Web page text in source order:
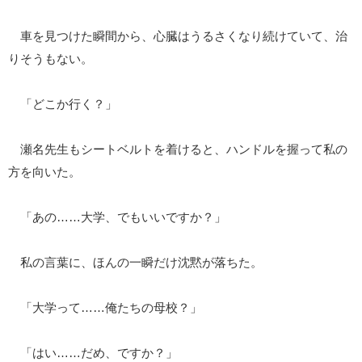
車を見つけた瞬間から、心臓はうるさくなり続けていて、治
りそうもない。
「どこか行く？」
瀬名先生もシートベルトを着けると、ハンドルを握って私の
方を向いた。
「あの……大学、でもいいですか？」
私の言葉に、ほんの一瞬だけ沈黙が落ちた。
「大学って……俺たちの母校？」
「はい……だめ、ですか？」